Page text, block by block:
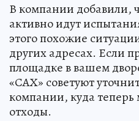
В компании добавили,
активно идут
этого похожие
других адресах. Если
площадке в вашем
«САХ» советуют
компании, куда
отходы.